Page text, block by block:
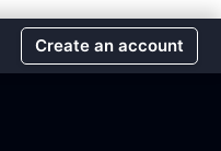
Create an account